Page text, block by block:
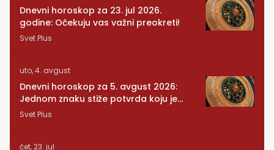
Dnevni horoskop za 23. jul 2026.
godine: Očekuju vas važni preokreti!
Svet Plus
uto, 4. avgust
Dnevni horoskop za 5. avgust 2026:
Jednom znaku stiže potvrda koju je
dugo čekao
Svet Plus
čet, 23. jul